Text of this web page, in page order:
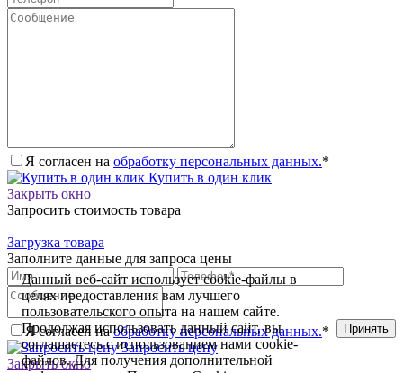
Я согласен на обработку персональных данных.*
Купить в один клик
Закрыть окно
Запросить стоимость товара
Загрузка товара
Заполните данные для запроса цены
Я согласен наобработку персональных данных.*
Запросить цену
Закрыть окно
Данный веб-сайт использует cookie-файлы в
целях предоставления вам лучшего
пользовательского опыта на нашем сайте.
Продолжая использовать данный сайт, вы
соглашаетесь с использованием нами cookie-
файлов. Для получения дополнительной
Принять